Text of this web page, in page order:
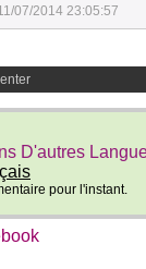
07/2014 23:05:57
D'autres
pour l'instant.